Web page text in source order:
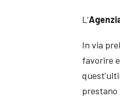
L’
In via
favorire
prestano